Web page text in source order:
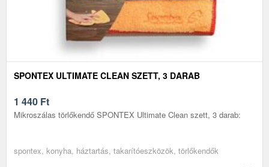
SPONTEX ULTIMATE CLEAN SZETT, 3 DARAB
1 440 Ft
Mikroszálas törlőkendő SPONTEX Ultimate Clean szett, 3 darab:
spontex, konyha, háztartás, takarítóeszközök, törlőkendők